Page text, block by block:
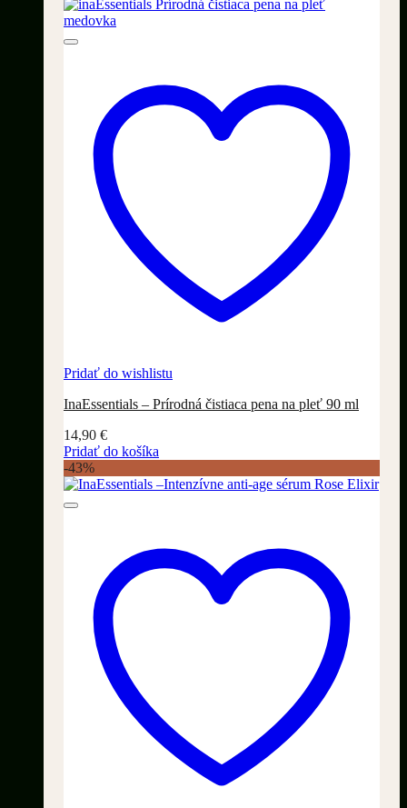
bola:
69,90 €.
je:
Pridať do wishlistu
InaEssentials – Prírodná čistiaca pena na pleť 90 ml
14,90 €
Pridať do košíka
-43%